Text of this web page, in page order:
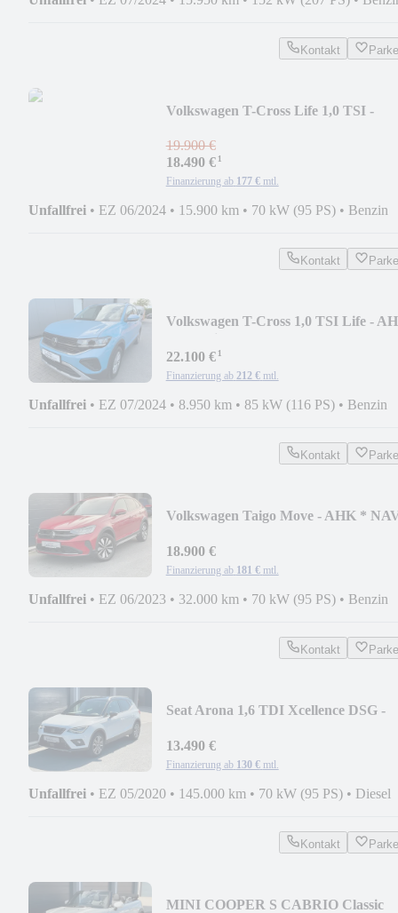
Kontakt
Volkswagen T-Cross Life 1,0 TSI -
19.900 €
18.490 €¹
Finanzierung ab 177 € mtl.
Unfallfrei • EZ 06/2024 • 15.900 km • 70 kW (95 PS) • Benzin
Kontakt
Volkswagen T-Cross 1,0 TSI Life -
22.100 €¹
Finanzierung ab 212 € mtl.
Unfallfrei • EZ 07/2024 • 8.950 km • 85 kW (116 PS) • Benzin
Kontakt
Volkswagen Taigo Move - AHK *
18.900 €
Finanzierung ab 181 € mtl.
Unfallfrei • EZ 06/2023 • 32.000 km • 70 kW (95 PS) • Benzin
Kontakt
Seat Arona 1,6 TDI Xcellence DSG -
13.490 €
Finanzierung ab 130 € mtl.
Unfallfrei • EZ 05/2020 • 145.000 km • 70 kW (95 PS) • Diesel
Kontakt
MINI COOPER S CABRIO Classic